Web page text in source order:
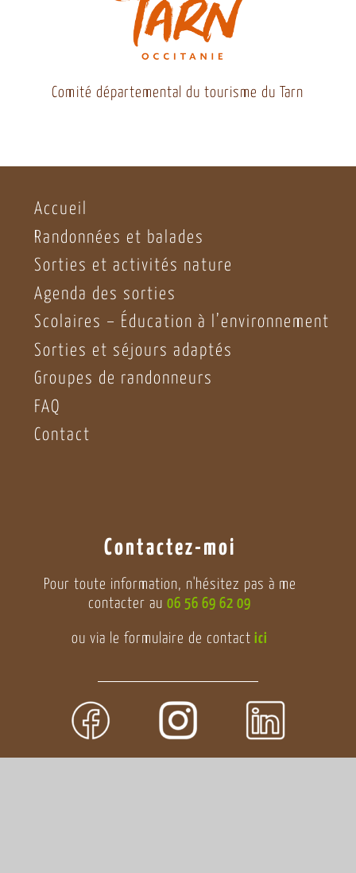
Comité départemental du tourisme du Tarn
Accueil
Randonnées et balades
Sorties et activités nature
Agenda des sorties
Scolaires – Éducation à l’environnement
Sorties et séjours adaptés
Groupes de randonneurs
FAQ
Contact
Contactez-moi
Pour toute information, n'hésitez pas à me
contacter au06 56 69 62 09
ou via le formulaire de contact ici